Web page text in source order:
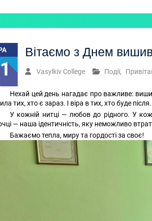
Вітаємо з Днем
Vasylkiv College Події,
Нехай цей день нагадає про важливе:
тих, хто є зараз. І віра в тих, хто буде після.
У кожній нитці — любов до рідного. У
— наша ідентичність, яку неможливо
Бажаємо тепла, миру та гордості за своє!